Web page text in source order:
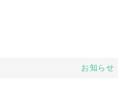
お知らせ